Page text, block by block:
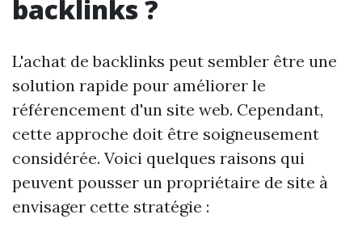
backlinks ?
L'achat de backlinks peut sembler être une
solution rapide pour améliorer le
référencement d'un site web. Cependant,
cette approche doit être soigneusement
considérée. Voici quelques raisons qui
peuvent pousser un propriétaire de site à
envisager cette stratégie :